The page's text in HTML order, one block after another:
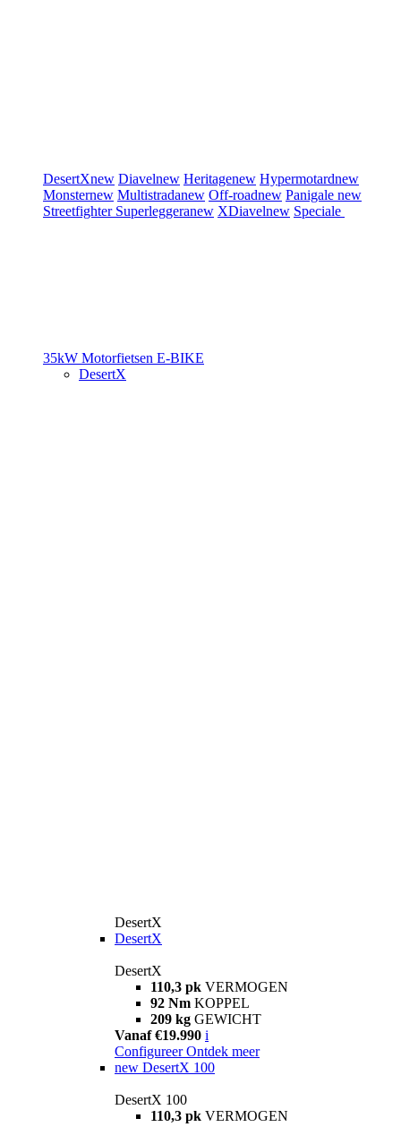
DesertXnew Diavelnew Heritagenew Hypermotardnew
Monsternew Multistradanew Off-roadnew Panigale new
Streetfighter Superleggeranew XDiavelnew Speciale
35kW Motorfietsen E-BIKE
DesertX
DesertX
DesertX
DesertX
110,3 pk VERMOGEN
92 Nm KOPPEL
209 kg GEWICHT
Vanaf €19.990 i
Configureer Ontdek meer
new DesertX 100
DesertX 100
110,3 pk VERMOGEN